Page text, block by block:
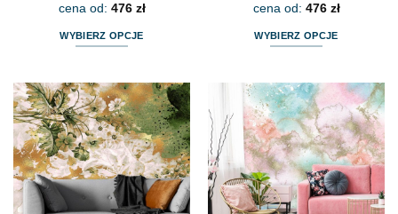
cena od: 476 zł
WYBIERZ OPCJE
ma
wiele
wariantów.
Opcje
można
wybrać
na
cena od: 476 zł
WYBIERZ OPCJE
ma
wiele
wariantów.
Opcje
można
wybrać
na